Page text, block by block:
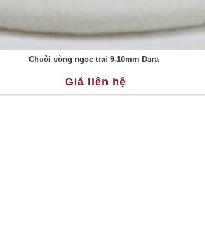
Chuỗi vòng ngọc trai 9-10mm Dara
Giá liên hệ